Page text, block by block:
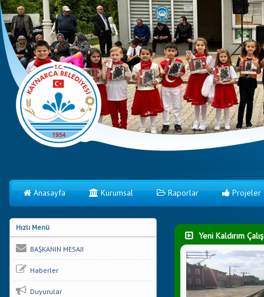
Anasayfa Kurumsal Raporlar Projeler
Hızlı Menü
BAŞKANIN MESAJI
Haberler
Duyurular
Yeni Kaldırım